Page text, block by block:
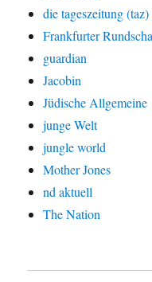
die tageszeitung (taz)
Frankfurter
guardian
Jacobin
Jüdische Allgemeine
junge Welt
jungle world
Mother Jones
nd aktuell
The Nation